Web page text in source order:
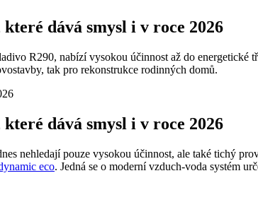
dává smysl i v roce 2026
R290, nabízí vysokou účinnost až do
tak pro rekonstrukce rodinných domů.
dává smysl i v roce 2026
nehledají pouze vysokou účinnost, ale také tichý
eco. Jedná se o moderní vzduch-voda systém